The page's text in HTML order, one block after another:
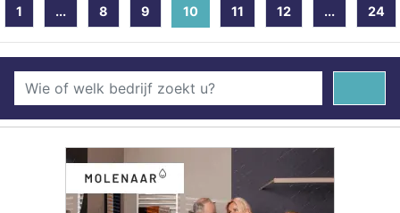
1 ... 8 9 10 (current)
11 12 ... 24